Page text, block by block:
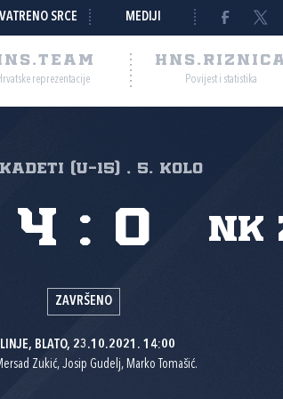
VATRENO SRCE MEDIJI
reprezentacije Povijest i statistika
(U-15) , 5. kolo
NK
4 : 0
ZAVRŠENO
BLATO, 23.10.2021. 14:00
Zukić, Josip Gudelj, Marko Tomašić.